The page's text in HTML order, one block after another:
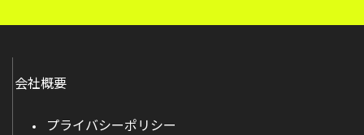
会社概要
プライバシーポリシー